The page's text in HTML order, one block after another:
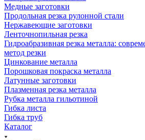
Медные заготовки
Продольная резка рулонной стали
Нержавеющие заготовки
Ленточнопильная резка
Гидроабразивная резка металла:
метод резки
Цинкование металла
Порошковая покраска металла
Латунные заготовки
Плазменная резка металла
Рубка металла гильотиной
Гибка листа
Гибка труб
Каталог